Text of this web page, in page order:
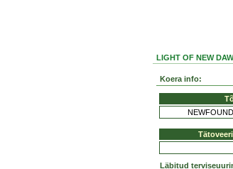
LIGHT OF NEW
Koera info:
Läbitud